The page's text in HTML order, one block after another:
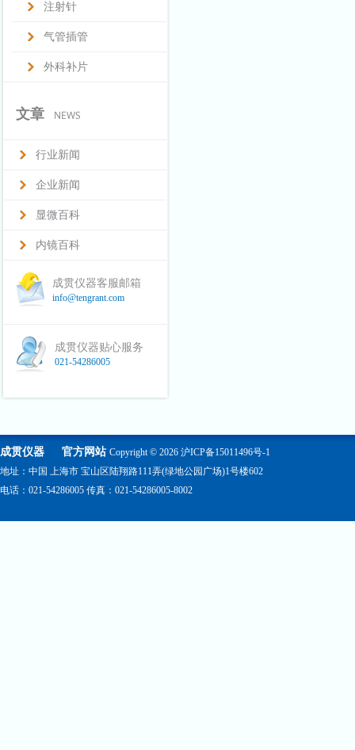
注射针
气管插管
外科补片
文章 NEWS
行业新闻
企业新闻
显微百科
内镜百科
成贯仪器客服邮箱
info@tengrant.com
成贯仪器贴心服务
021-54286005
成贯仪器 官方网站 Copyright © 2026 沪ICP备15011496号-1
地址：中国 上海市 宝山区陆翔路111弄(绿地公园广场)1号楼602
电话：021-54286005 传真：021-54286005-8002